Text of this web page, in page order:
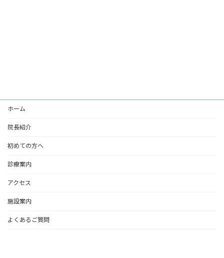
ホーム
院長紹介
初めての方へ
診療案内
アクセス
施設案内
よくあるご質問